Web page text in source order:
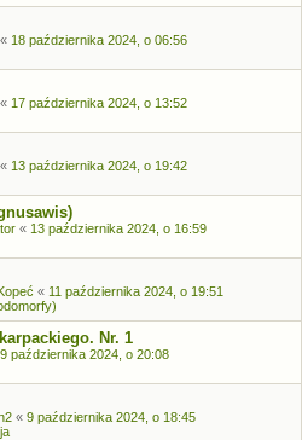
« 18 października 2024, o 06:56
« 17 października 2024, o 13:52
« 13 października 2024, o 19:42
« 13 października 2024, o 16:59
« 11 października 2024, o 19:51
Nr. 1
9 października 2024, o 20:08
« 9 października 2024, o 18:45